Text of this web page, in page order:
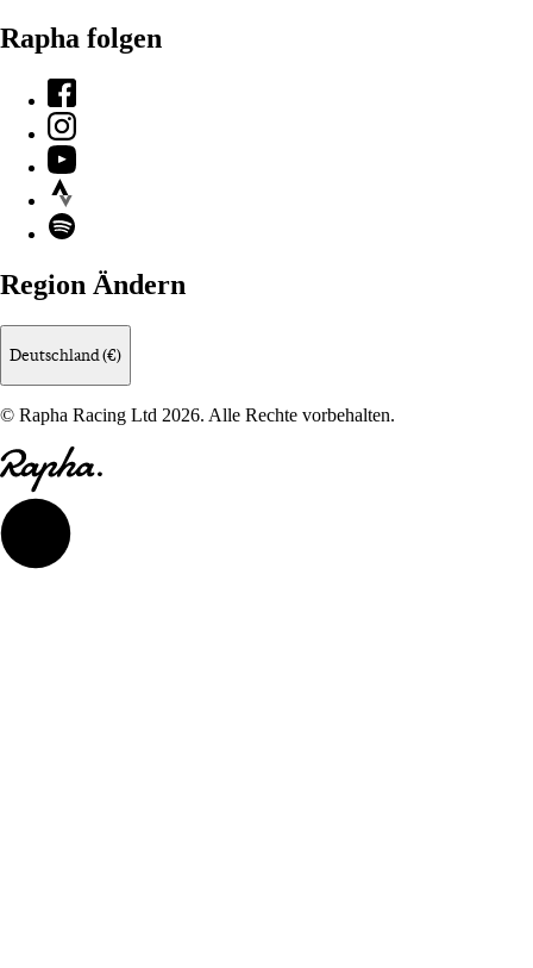
Rapha folgen
Facebook
Instagram
YouTube
Strava
Spotify
Region Ändern
Deutschland (€)
© Rapha Racing Ltd 2026. Alle Rechte vorbehalten.